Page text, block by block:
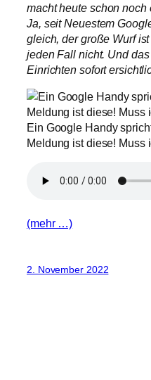
macht heute schon
Ja, seit Neuestem
gleich, der große Wurf
jeden Fall nicht. Und
Einrichten sofort
Ein Google Handy
Meldung ist diese! Muss
(mehr …)
2. November 2022